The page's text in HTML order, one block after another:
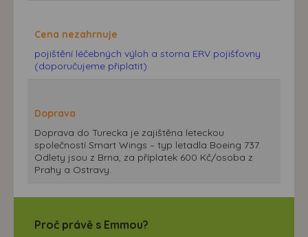
Cena nezahrnuje
pojištění léčebných výloh a storna ERV pojišťovny
(doporučujeme připlatit)
Doprava
Doprava do Turecka je zajištěna leteckou
společností Smart Wings – typ letadla Boeing 737.
Odlety jsou z Brna, za příplatek 600 Kč/osoba z
Prahy a Ostravy.
Proč právě s Emmou?